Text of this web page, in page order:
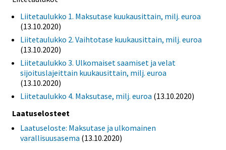
Liitetaulukko 1. Maksutase kuukausittain, milj. euroa
(13.10.2020)
Liitetaulukko 2. Vaihtotase kuukausittain, milj. euroa
(13.10.2020)
Liitetaulukko 3. Ulkomaiset saamiset ja velat
sijoituslajeittain kuukausittain, milj. euroa
(13.10.2020)
Liitetaulukko 4. Maksutase, milj. euroa (13.10.2020)
Laatuselosteet
Laatuseloste: Maksutase ja ulkomainen
varallisuusasema (13.10.2020)